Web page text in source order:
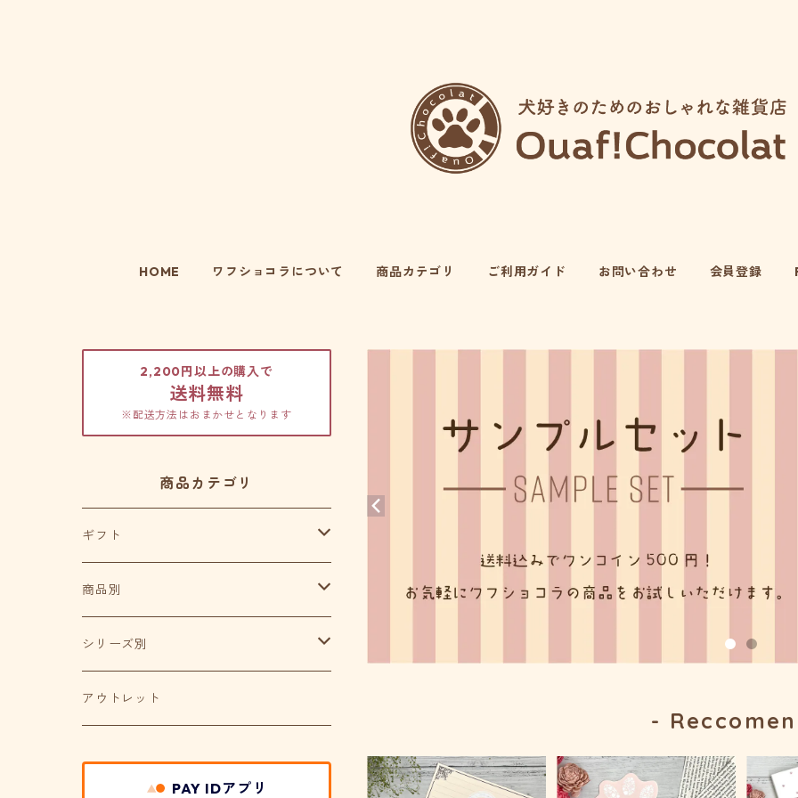
HOME ワフショコラについて 商品カテゴリ ご利用ガイド お問い合わせ 会員登録
-
2,200円以上の購入で
送料無料
※配送方法はおまかせとなります
商品カテゴリ
ギフト
プチギフト
スペシャルギフト
ラッピング用品
商品別
メモ帳
シール
シリーズ別
パウストライプシリーズ
アウトレット
PAY IDアプリ